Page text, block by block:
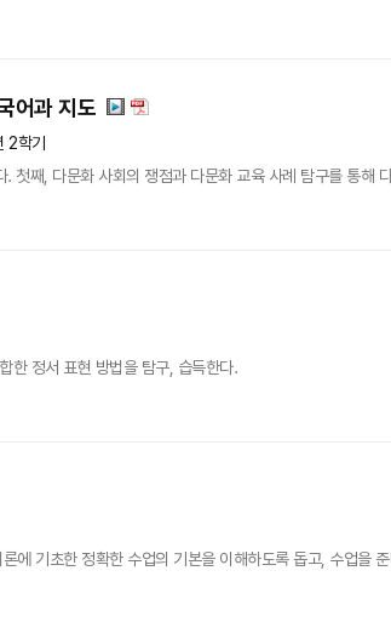
어과 지도
2학기
첫째, 다문화 사회의 쟁점과 다문화 교육 사례 탐구를 통해
한 정서 표현 방법을 탐구, 습득한다.
에 기초한 정확한 수업의 기본을 이해하도록 돕고, 수업을